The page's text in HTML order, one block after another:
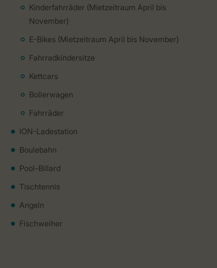
Kinderfahrräder (Mietzeitraum April bis
November)
E-Bikes (Mietzeitraum April bis November)
Fahrradkindersitze
Kettcars
Bollerwagen
Fahrräder
ION-Ladestation
Boulebahn
Pool-Billard
Tischtennis
Angeln
Fischweiher